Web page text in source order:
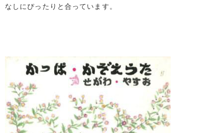
なしにぴったりと合っています。